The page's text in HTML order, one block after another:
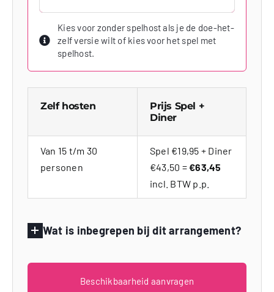
Kies voor zonder spelhost als je de doe-het-
zelf versie wilt of kies voor het spel met
spelhost.
Zelf hosten
Prijs Spel +
Diner
Van 15 t/m 30
personen
Spel €19,95 + Diner
€43,50 =€63,45
incl. BTW p.p.
Wat is inbegrepen bij dit arrangement?
Beschikbaarheid aanvragen